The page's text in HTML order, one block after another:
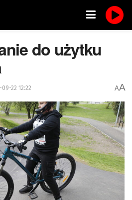
do użytku
09-22 12:22 AA